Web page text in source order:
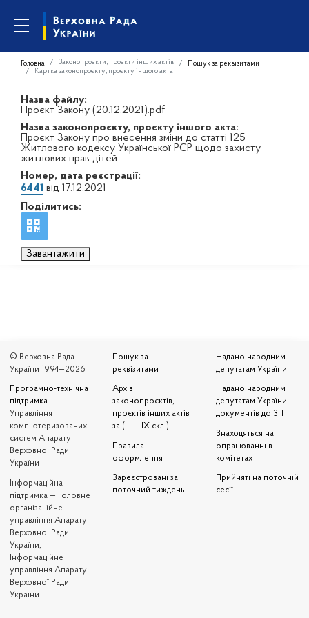
Головна Законопроєкти, проєкти інших актів
Пошук за реквізитами
Картка законопроєкту, проєкту іншого акта
Назва файлу:
Проєкт Закону (20.12.2021).pdf
Назва законопроєкту, проєкту іншого акта:
Проєкт Закону про внесення зміни до статті 125
Житлового кодексу Української РСР щодо захисту
житлових прав дітей
Номер, дата реєстрації:
6441 від 17.12.2021
Поділитись:
Завантажити
© Верховна Рада
України 1994—2026
Програмно-технічна
підтримка —
Управління
комп'ютеризованих
систем Апарату
Верховної Ради
України
Iнформаційна
підтримка — Головне
організаційне
управління Апарату
Верховної Ради
України,
Інформаційне
управління Апарату
Верховної Ради
України
Пошук за
реквізитами
Архів
законопроєктів,
проєктів інших актів
за ( III – IX скл.)
Правила
оформлення
Зареєстровані за
поточний тиждень
Надано народним
депутатам України
Надано народним
депутатам України
документів до ЗП
Знаходяться на
опрацюванні в
комітетах
Прийняті на поточній
сесії